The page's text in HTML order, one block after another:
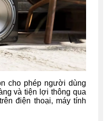
cho phép người dùng
và tiện lợi thông qua
điện thoại, máy tính